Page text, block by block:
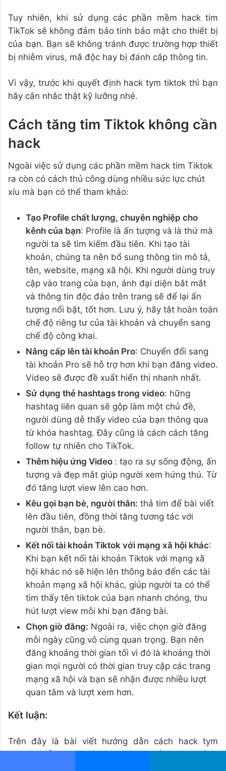
Tuy nhiên, khi sử dụng các phần mềm hack tim
TikTok sẽ không đảm bảo tính bảo mật cho thiết bị
của bạn. Bạn sẽ không tránh được trường hợp thiết
bị nhiễm virus, mã độc hay bị đánh cắp thông tin.
Vì vậy, trước khi quyết định hack tym tiktok thì bạn
hãy cân nhắc thật kỹ lưỡng nhé.
Cách tăng tim Tiktok không cần
hack
Ngoài việc sử dụng các phần mềm hack tim Tiktok
ra còn có cách thủ công dùng nhiều sức lực chút
xíu mà bạn có thể tham khảo:
Tạo Profile chất lượng, chuyên nghiệp cho
kênh của bạn: Profile là ấn tượng và là thứ mà
người ta sẽ tìm kiếm đầu tiên. Khi tạo tài
khoản, chúng ta nên bổ sung thông tin mô tả,
tên, website, mạng xã hội. Khi người dùng truy
cập vào trang của bạn, ảnh đại diện bắt mắt
và thông tin độc đáo trên trang sẽ để lại ấn
tượng nổi bật, tốt hơn. Lưu ý, hãy tắt hoàn toàn
chế độ riêng tư của tài khoản và chuyển sang
chế độ công khai.
Nâng cấp lên tài khoản Pro: Chuyển đổi sang
tài khoản Pro sẽ hỗ trợ hơn khi bạn đăng video.
Video sẽ được đề xuất hiển thị nhanh nhất.
Sử dụng thẻ hashtags trong video: hững
hashtag liên quan sẽ gộp làm một chủ đề,
người dùng dễ thấy video của bạn thông qua
từ khóa hashtag. Đây cũng là cách cách tăng
follow tự nhiên cho TikTok.
Thêm hiệu ứng Video : tạo ra sự sống động, ấn
tượng và đẹp mắt giúp người xem hứng thú. Từ
đó tăng lượt view lên cao hơn.
Kêu gọi bạn bè, người thân: thả tim để bài viết
lên đầu tiên, đồng thời tăng tương tác với
người thân, bạn bè.
Kết nối tài khoản Tiktok với mạng xã hội khác:
Khi bạn kết nối tài khoản Tiktok với mạng xã
hội khác nó sẽ hiện lên thông báo đến các tài
khoản mạng xã hội khác, giúp người ta có thể
tìm thấy tên tiktok của bạn nhanh chóng, thu
hút lượt view mỗi khi bạn đăng bài.
Chọn giờ đăng: Ngoài ra, việc chọn giờ đăng
mỗi ngày cũng vô cùng quan trọng. Bạn nên
đăng khoảng thời gian tối vì đó là khoảng thời
gian mọi người có thời gian truy cập các trang
mạng xã hội và bạn sẽ nhận được nhiều lượt
quan tâm và lượt xem hơn.
Kết luận:
Trên đây là bài viết hướng dẫn cách hack tym